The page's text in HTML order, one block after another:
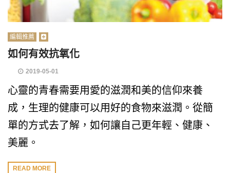
編輯推薦
如何有效抗氧化
2019-05-01
心靈的青春需要用愛的滋潤和美的信仰來養
成，生理的健康可以用好的食物來滋潤。從簡
單的方式去了解，如何讓自己更年輕、健康、
美麗。
READ MORE